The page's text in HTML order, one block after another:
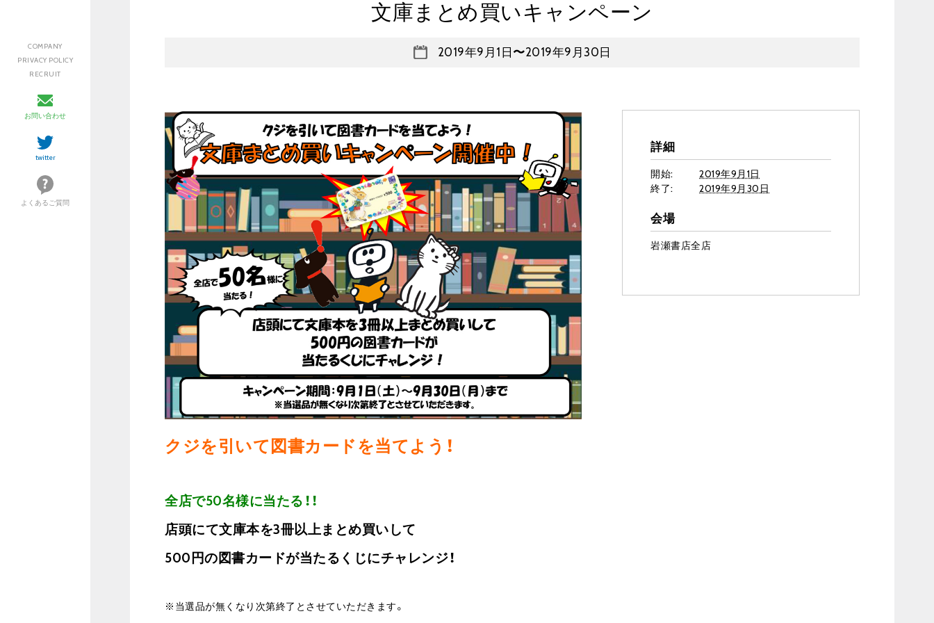
COMPANY
PRIVACY POLICY
RECRUIT
お問い合わせ
twitter
よくあるご質問
文庫まとめ買いキャンペーン
2019年9月1日 〜2019年9月30日
クジを引いて図書カードを当てよう！
全店で50名様に当たる！！
店頭にて文庫本を3冊以上まとめ買いして
500円の図書カードが当たるくじにチャレンジ！
※当選品が無くなり次第終了とさせていただきます。
詳細
開始:
2019年9月1日
終了:
2019年9月30日
会場
岩瀬書店全店